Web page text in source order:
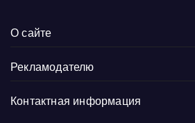
О сайте
Рекламодателю
Контактная информация